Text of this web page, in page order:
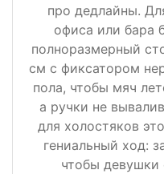
про дедлайны.
офиса или бара
полноразмерный
см с фиксатором
пола, чтобы мяч
а ручки не
для холостяков
гениальный ход:
чтобы девушки